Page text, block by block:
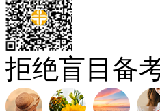
拒绝盲目备